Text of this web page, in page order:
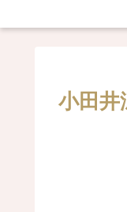
小田井